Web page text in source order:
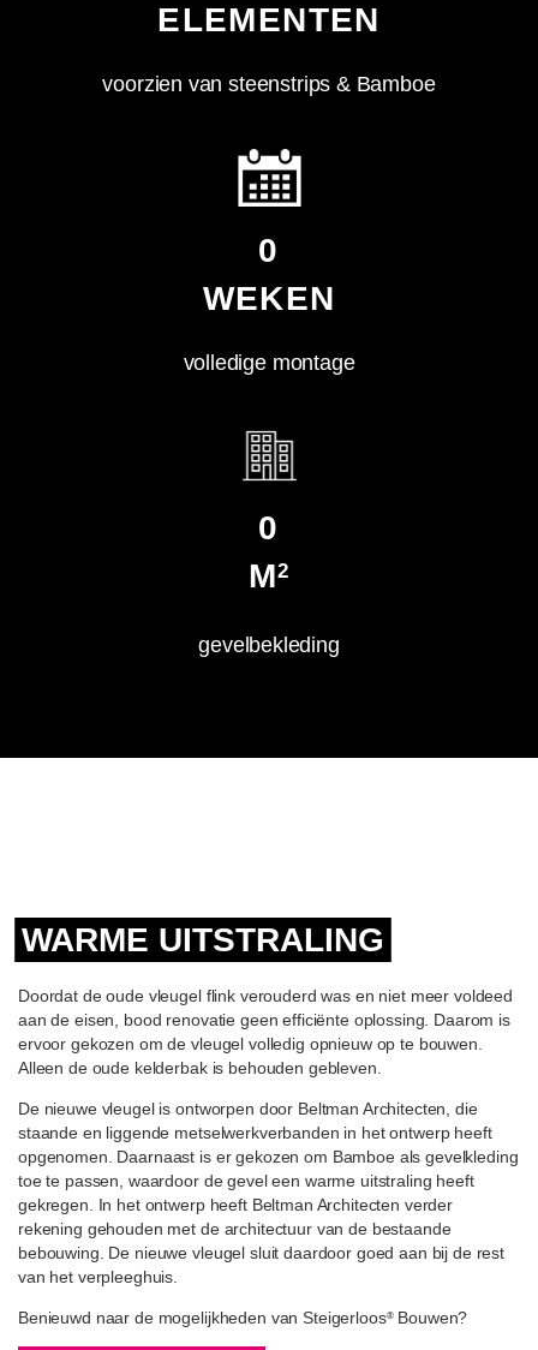
ELEMENTEN
voorzien van steenstrips & Bamboe
0
WEKEN
volledige montage
0
M2
gevelbekleding
WARME UITSTRALING
Doordat de oude vleugel flink verouderd was en niet meer voldeed
aan de eisen, bood renovatie geen efficiënte oplossing. Daarom is
ervoor gekozen om de vleugel volledig opnieuw op te bouwen.
Alleen de oude kelderbak is behouden gebleven.
De nieuwe vleugel is ontworpen door Beltman Architecten, die
staande en liggende metselwerkverbanden in het ontwerp heeft
opgenomen. Daarnaast is er gekozen om Bamboe als gevelkleding
toe te passen, waardoor de gevel een warme uitstraling heeft
gekregen. In het ontwerp heeft Beltman Architecten verder
rekening gehouden met de architectuur van de bestaande
bebouwing. De nieuwe vleugel sluit daardoor goed aan bij de rest
van het verpleeghuis.
Benieuwd naar de mogelijkheden van Steigerloos®Bouwen?